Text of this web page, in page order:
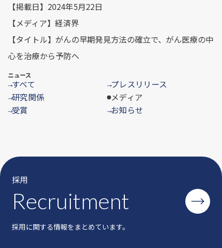
【掲載日】2024年5月22日
【メディア】経済界
【タイトル】がんの早期発見方法の確立で、がん医療の中
心を治療から予防へ
ニュース
→すべて →プレスリリース
→研究関係 メディア
→受賞 →お知らせ
採用
Recruitment
採用に関する情報をまとめています。